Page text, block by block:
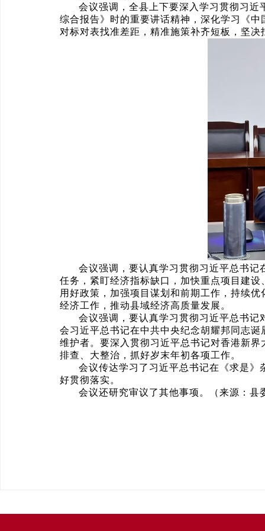
会议强调，全县上下要深入学习贯彻习
综合报告》时的重要讲话精神，深化学习《
对标对表找准差距，精准施策补齐短板，坚
会议强调，要认真学习贯彻习近平总书
任务，紧盯经济指标缺口，加快重点项目建
用好政策，加强项目谋划和前期工作，持续
经济工作，推动县域经济高质量发展。
会议强调，要认真学习贯彻习近平总书
会习近平总书记在中共中央纪念胡耀邦同志
维护者。要深入贯彻习近平总书记对香港新
排查、大整治，抓好岁末年初各项工作。
会议传达学习了习近平总书记在《求是
好贯彻落实。
会议还研究审议了其他事项。（来源：